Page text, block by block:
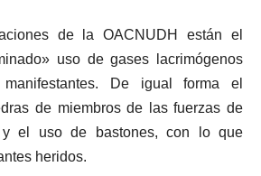
de la OACNUDH están el
uso de gases lacrimógenos
De igual forma el
de miembros de las fuerzas de
y el uso de bastones, con lo que
heridos.